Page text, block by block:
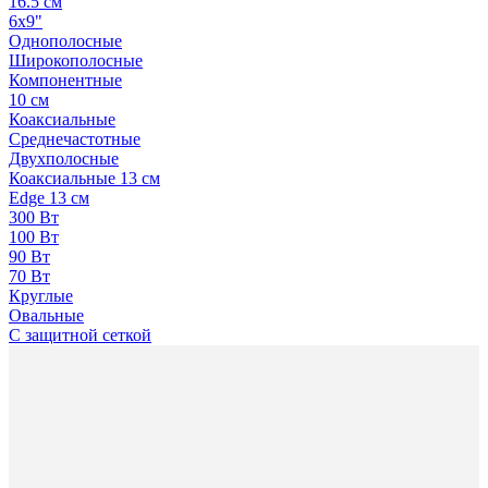
6x9"
Однополосные
Широкополосные
Компонентные
10 см
Коаксиальные
Среднечастотные
Двухполосные
Коаксиальные 13 см
Edge 13 см
300 Вт
100 Вт
90 Вт
70 Вт
Круглые
Овальные
С защитной сеткой